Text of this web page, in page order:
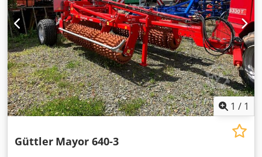
1 / 1
Güttler Mayor 640-3